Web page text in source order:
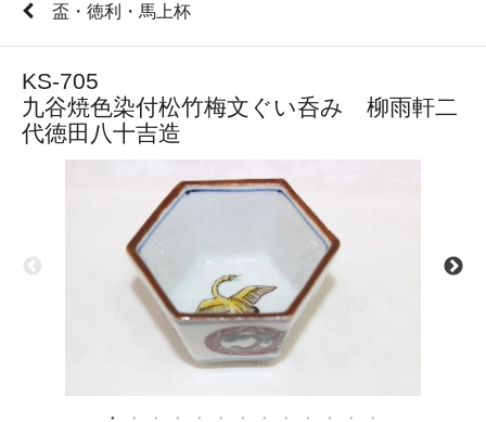
盃・徳利・馬上杯
KS-705
九谷焼色染付松竹梅文ぐい呑み 柳雨軒二
代徳田八十吉造